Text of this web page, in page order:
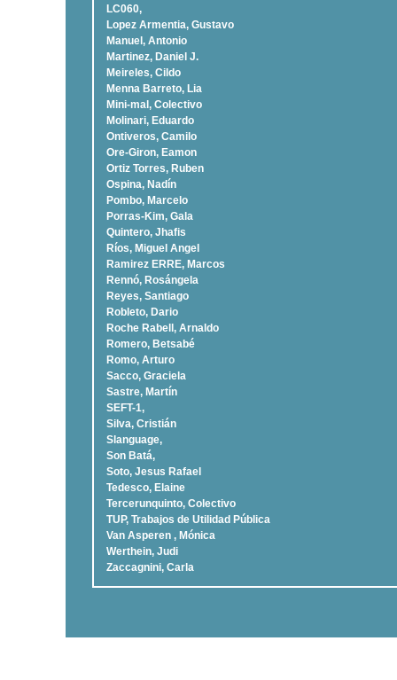
LC060,
Lopez Armentia, Gustavo
Manuel, Antonio
Martinez, Daniel J.
Meireles, Cildo
Menna Barreto, Lia
Mini-mal, Colectivo
Molinari, Eduardo
Ontiveros, Camilo
Ore-Giron, Eamon
Ortiz Torres, Ruben
Ospina, Nadí­n
Pombo, Marcelo
Porras-Kim, Gala
Quintero, Jhafis
Rí­os, Miguel Angel
Ramirez ERRE, Marcos
Rennó, Rosángela
Reyes, Santiago
Robleto, Dario
Roche Rabell, Arnaldo
Romero, Betsabé
Romo, Arturo
Sacco, Graciela
Sastre, Martí­n
SEFT-1,
Silva, Cristián
Slanguage,
Son Batá,
Soto, Jesus Rafael
Tedesco, Elaine
Tercerunquinto, Colectivo
TUP, Trabajos de Utilidad Pública
Van Asperen , Mónica
Werthein, Judi
Zaccagnini, Carla